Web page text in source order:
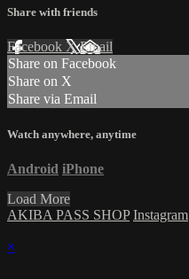
Share with friends
Facebook XEmail
Share on Facebook
Share on X
Share via Email
Watch anywhere, anytime
Android iPhone
Load More
AKIBA PASS SHOP Instagram
×